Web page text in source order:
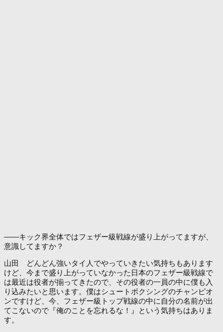
――キック界全体ではフェザー級戦線が盛り上がってますが、
意識してますか？
山田 どんどん強いタイ人でやっていきたい気持ちもあります
けど、今まで盛り上がっていなかった日本のフェザー級戦線で
は最近は役者が揃ってきたので、その役者の一員の中に僕も入
り込みたいと思います。僕はシュートボクシングのチャンピオ
ンですけど、今、フェザー級トップ戦線の中に自分の名前が出
てこないので『俺のことを忘れるな！』という気持ちはありま
す。